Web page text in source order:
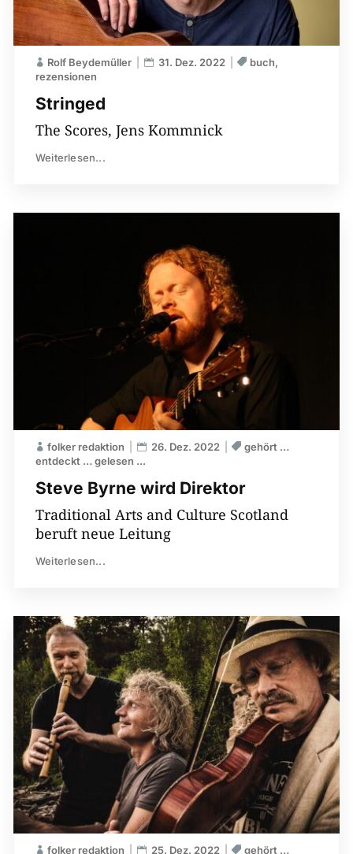
Stringed
Rolf Beydemüller 31. Dez. 2022
buch
rezensionen
The Scores, Jens Kommnick
Weiterlesen...
Steve Byrne wird Direktor
folker redaktion 26. Dez. 2022
gehört …
entdeckt … gelesen ...
Traditional Arts and Culture Scotland
beruft neue Leitung
Weiterlesen...
folker redaktion 25. Dez. 2022 gehört …